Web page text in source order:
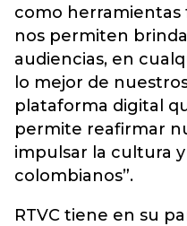
como
nos permiten
audiencias, en
lo mejor de
plataforma digital
permite reafirmar
impulsar la cultura
colombianos”.
RTVC tiene en su